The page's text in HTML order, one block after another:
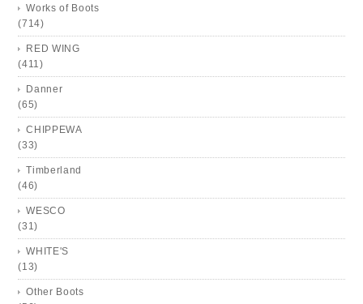
Works of Boots
(714)
RED WING
(411)
Danner
(65)
CHIPPEWA
(33)
Timberland
(46)
WESCO
(31)
WHITE'S
(13)
Other Boots